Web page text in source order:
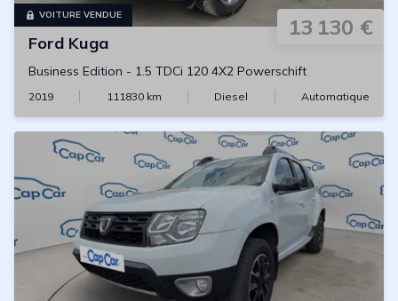
VOITURE VENDUE 13 130 €
Ford Kuga
Business Edition - 1.5 TDCi 120 4X2 Powerschift
2019 111830km Diesel Automatique